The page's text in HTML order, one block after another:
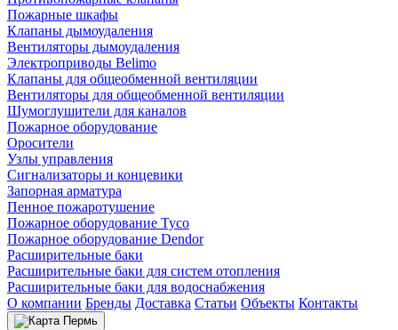
Пожарные шкафы
Клапаны дымоудаления
Вентиляторы дымоудаления
Электроприводы Belimo
Клапаны для общеобменной вентиляции
Вентиляторы для общеобменной вентиляции
Шумоглушители для каналов
Пожарное оборудование
Оросители
Узлы управления
Сигнализаторы и концевики
Запорная арматура
Пенное пожаротушение
Пожарное оборудование Tyco
Пожарное оборудование Dendor
Расширительные баки
Расширительные баки для систем отопления
Расширительные баки для водоснабжения
О компании Бренды Доставка Статьи Объекты Контакты
Пермь